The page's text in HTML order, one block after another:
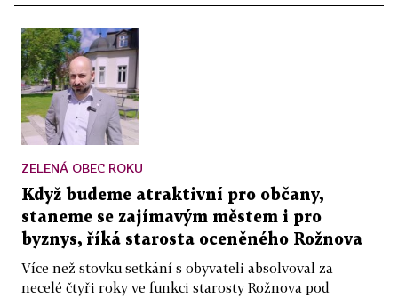
ZELENÁ OBEC ROKU
Když budeme atraktivní pro občany,
staneme se zajímavým městem i pro
byznys, říká starosta oceněného Rožnova
Více než stovku setkání s obyvateli absolvoval za
necelé čtyři roky ve funkci starosty Rožnova pod